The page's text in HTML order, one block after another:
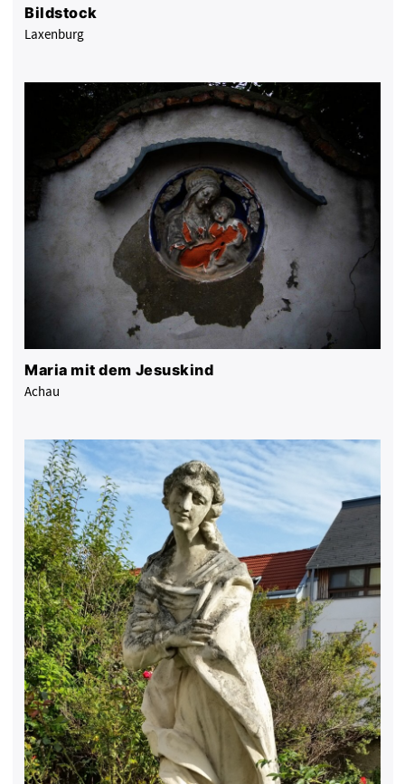
Bildstock
Laxenburg
Maria mit dem Jesuskind
Achau